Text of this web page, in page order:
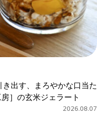
き出す、まろやかな口当た
］の玄米ジェラート
2026.08.07